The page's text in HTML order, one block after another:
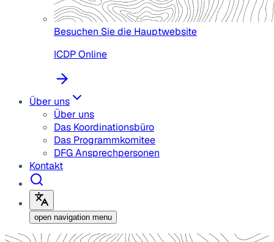
Besuchen Sie die Hauptwebsite
ICDP Online
Über uns
Über uns
Das Koordinationsbüro
Das Programmkomitee
DFG Ansprechpersonen
Kontakt
open navigation menu